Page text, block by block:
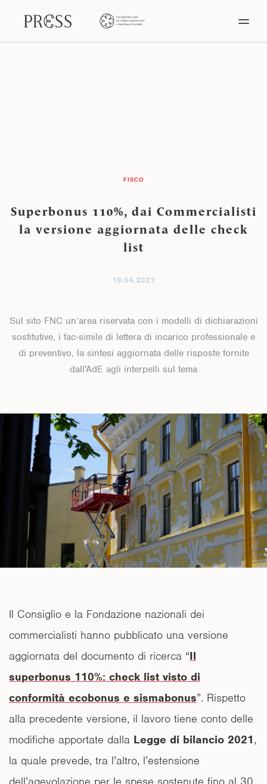
FISCO
Superbonus 110%, dai Commercialisti
la versione aggiornata delle check
list
19.04.2021
Sul sito FNC un’area riservata con i modelli di dichiarazioni
sostitutive, i fac-simile di lettera di incarico professionale e
di preventivo, la sintesi aggiornata delle risposte fornite
dall'AdE agli interpelli sul tema
Il Consiglio e la Fondazione nazionali dei
commercialisti hanno pubblicato una versione
aggiornata del documento di ricerca “Il
superbonus 110%: check list visto di
conformità ecobonus e sismabonus”. Rispetto
alla precedente versione, il lavoro tiene conto delle
modifiche apportate dalla Legge di bilancio 2021,
la quale prevede, tra l’altro, l’estensione
dell’agevolazione per le spese sostenute fino al 30